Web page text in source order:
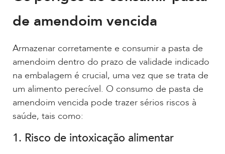
de amendoim vencida
Armazenar corretamente e consumir a pasta de
amendoim dentro do prazo de validade indicado
na embalagem é crucial, uma vez que se trata de
um alimento perecível. O consumo de pasta de
amendoim vencida pode trazer sérios riscos à
saúde, tais como:
1. Risco de intoxicação alimentar